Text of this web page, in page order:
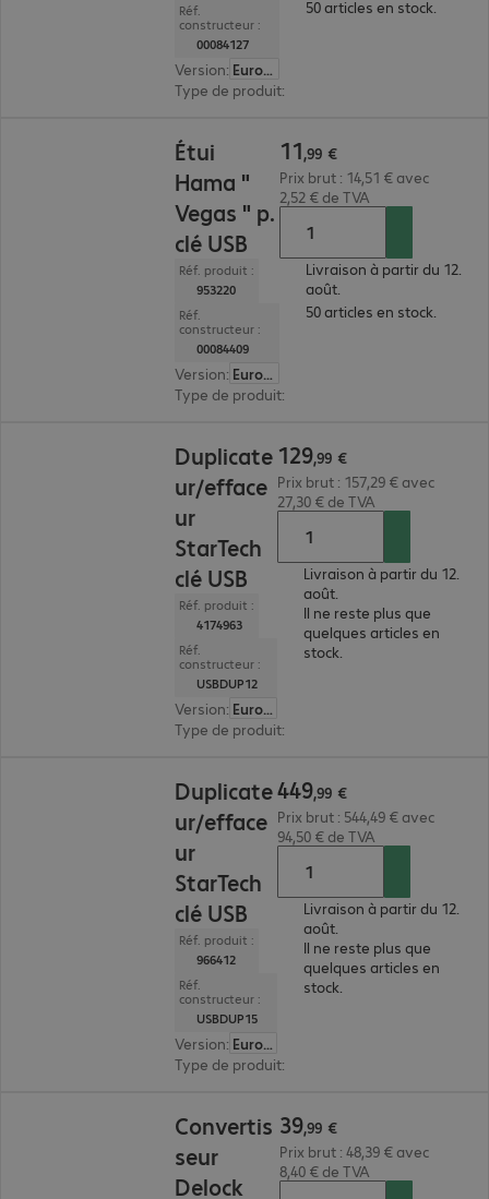
Réf.
constructeur :
00084127
Version:
Europe
Type de produit:
50 articles en stock.
Étui
Hama "
Vegas " p.
clé USB
Réf. produit :
953220
Réf.
constructeur :
00084409
Version:
Europe
Type de produit:
11,99 €
Prix brut : 14,51 € avec
2,52 € de TVA
Livraison à partir du 12.
août.
50 articles en stock.
Duplicate
ur/efface
ur
StarTech
clé USB
Réf. produit :
4174963
Réf.
constructeur :
USBDUP12
Version:
Europe
Type de produit:
129,99 €
Prix brut : 157,29 € avec
27,30 € de TVA
Livraison à partir du 12.
août.
Il ne reste plus que
quelques articles en
stock.
Duplicate
ur/efface
ur
StarTech
clé USB
Réf. produit :
966412
Réf.
constructeur :
USBDUP15
Version:
Europe
Type de produit:
449,99 €
Prix brut : 544,49 € avec
94,50 € de TVA
Livraison à partir du 12.
août.
Il ne reste plus que
quelques articles en
stock.
Convertis
seur
Delock
39,99 €
Prix brut : 48,39 € avec
8,40 € de TVA